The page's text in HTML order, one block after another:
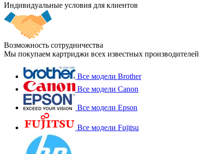
Индивидуальные условия для клиентов
Возможность сотрудничества
Мы покупаем картриджи всех известных производителей
Все модели Brother
Все модели Canon
Все модели Epson
Все модели Fujitsu